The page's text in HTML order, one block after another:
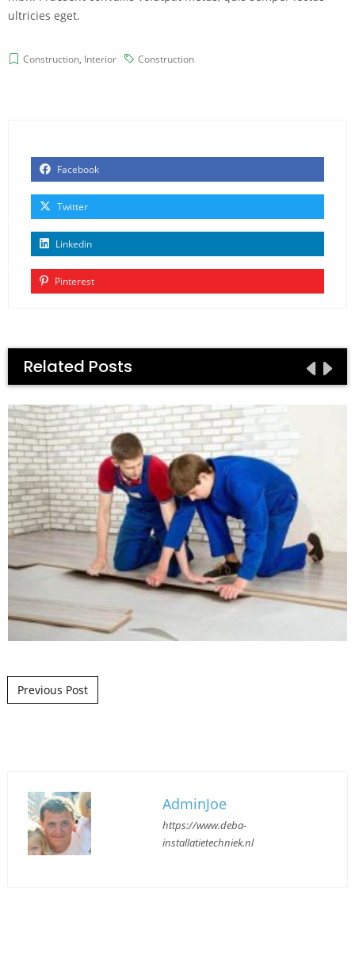
ultricies eget.
Construction, Interior Construction
Facebook
Twitter
Linkedin
Pinterest
Related Posts
Post navigation
Previous Post
AdminJoe
https://www.deba-
installatietechniek.nl